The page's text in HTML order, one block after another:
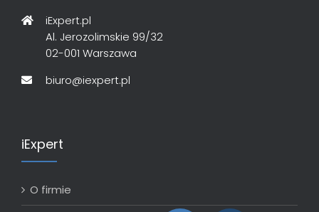
iExpert.pl
Al. Jerozolimskie 99/32
02-001 Warszawa
biuro@iexpert.pl
iExpert
O firmie